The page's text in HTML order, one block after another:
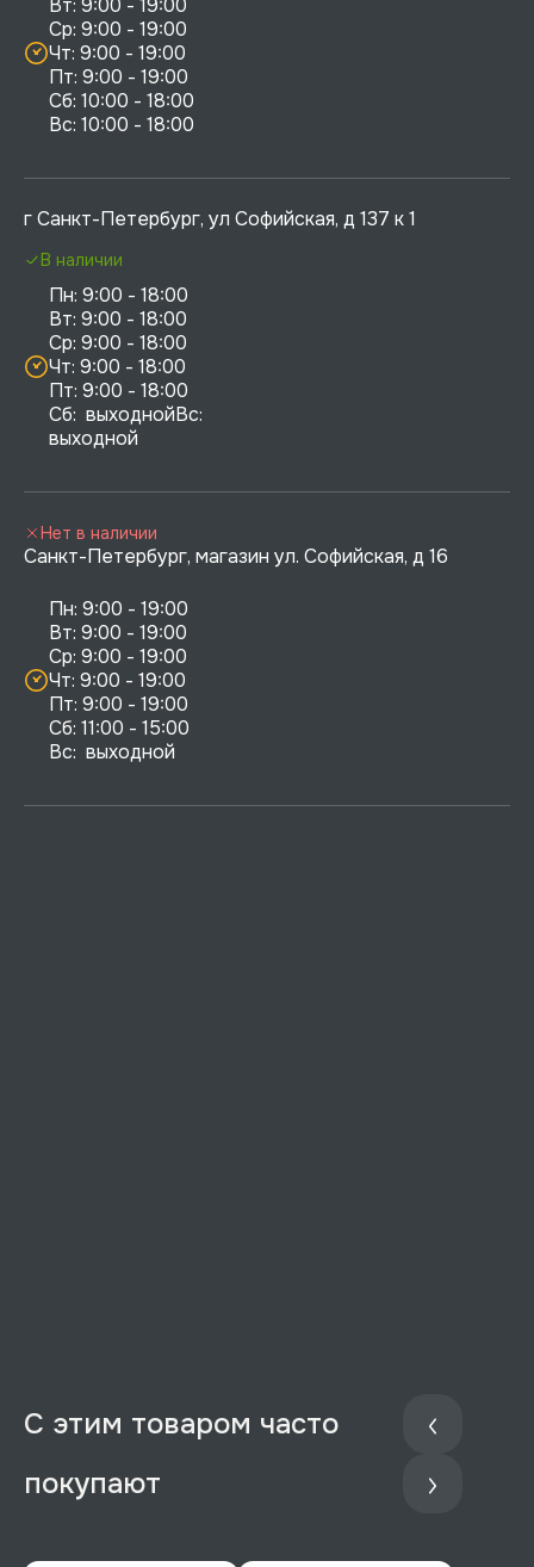
Вт: 9:00 - 19:00
Ср: 9:00 - 19:00
Чт: 9:00 - 19:00
Пт: 9:00 - 19:00
Сб: 10:00 - 18:00
г Санкт-Петербург, ул Софийская, д 137 к 1
Пн: 9:00 - 18:00
Вт: 9:00 - 18:00
Ср: 9:00 - 18:00
Чт: 9:00 - 18:00
Пт: 9:00 - 18:00
Сб:  выходнойВс:
выходной
В наличии
Санкт-Петербург, магазин ул. Софийская, д 16
Пн: 9:00 - 19:00
Вт: 9:00 - 19:00
Ср: 9:00 - 19:00
Чт: 9:00 - 19:00
Пт: 9:00 - 19:00
Сб: 11:00 - 15:00
Вс:  выходной
Нет в наличии
С этим товаром часто
покупают